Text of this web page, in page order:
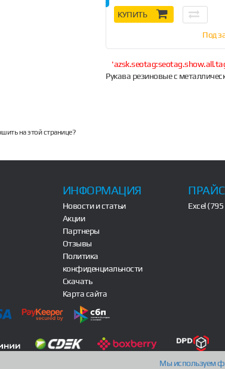
КУПИТЬ
Под
Рукава резиновые с
на этой странице?
ИНФОРМАЦИЯ
Новости и статьи
Акции
Партнеры
Отзывы
Политика
конфиденциальности
Скачать
Карта сайта
Excel
Мы используем